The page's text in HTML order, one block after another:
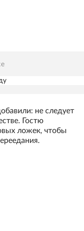
не следует
Гостю
ложек, чтобы